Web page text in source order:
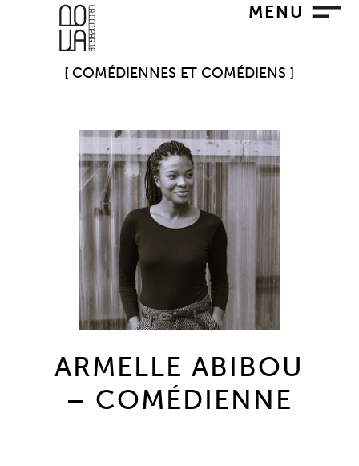
MENU
COMÉDIENNES ET COMÉDIENS
ARMELLE ABIBOU
– COMÉDIENNE